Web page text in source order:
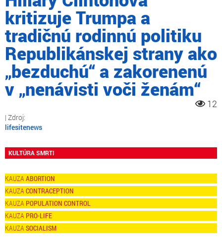
kritizuje Trumpa a
tradičnú rodinnú politiku
Republikánskej strany ako
„bezduchú“ a zakorenenú
v „nenávisti voči ženám“
12
lifesitenews
KULTÚRA SMRTI
ABORTION
CONTRACEPTION
POPULATION CONTROL
PRO-LIFE
SOCIALISM